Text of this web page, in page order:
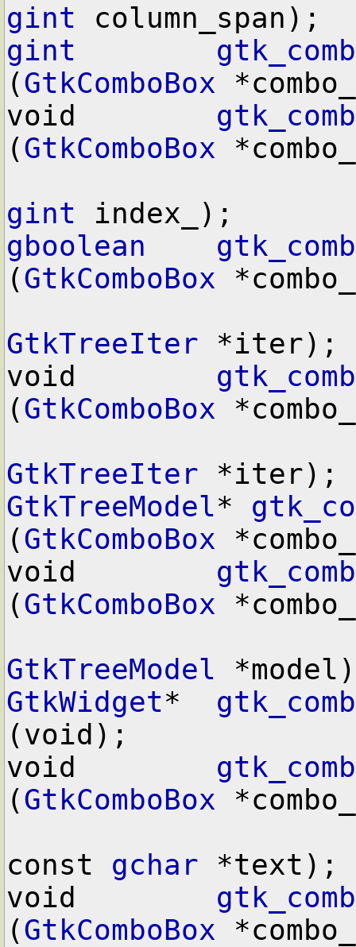
gint
gint
(GtkComboBox
void
(GtkComboBox
gint
gboolean
(GtkComboBox
GtkTreeIter *iter);
void
(GtkComboBox
GtkTreeIter
GtkTreeModel*
(GtkComboBox
void
(GtkComboBox
GtkTreeModel
GtkWidget*
(void);
void
(GtkComboBox
const gchar *text);
void
(GtkComboBox